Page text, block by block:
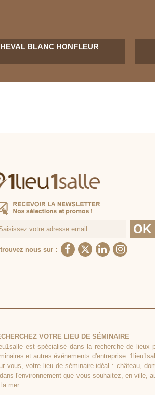
BLANC HONFLEUR
nous sur :
VOTRE LIEU DE SÉMINAIRE
est spécialisé dans la recherche de lieux
et autres événements d'entreprise.
vous, votre lieu de séminaire idéal : château,
l'environnement que vous souhaitez, en ville,
mer.